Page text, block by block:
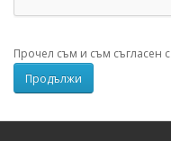
Прочел съм и съм съгласен с